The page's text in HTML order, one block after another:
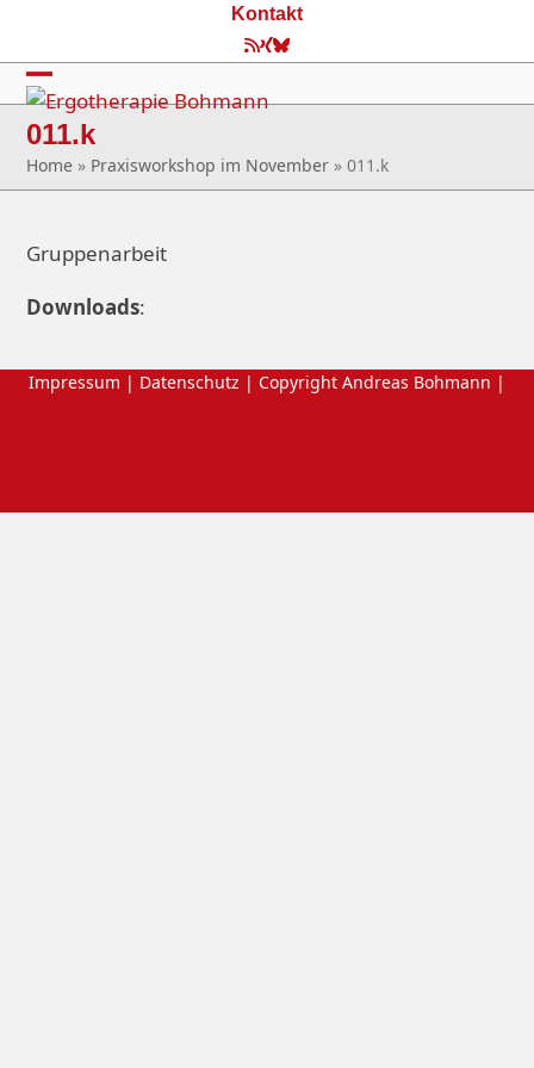
content
Kontakt
RSS
XingBluesky
Open
mobile
menu
Close
mobile
menu
011.k
Home » Praxisworkshop im November »011.k
Gruppenarbeit
Downloads:
Impressum | Datenschutz | Copyright Andreas Bohmann |